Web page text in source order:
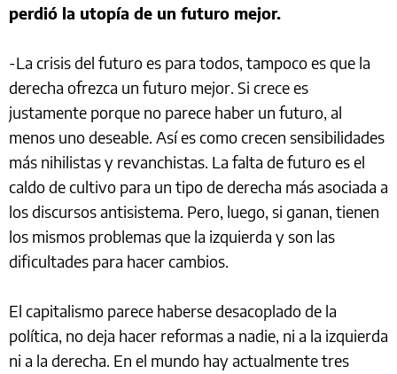
perdió la utopía de un futuro mejor.
-La crisis del futuro es para todos, tampoco es que la
derecha ofrezca un futuro mejor. Si crece es
justamente porque no parece haber un futuro, al
menos uno deseable. Así es como crecen sensibilidades
más nihilistas y revanchistas. La falta de futuro es el
caldo de cultivo para un tipo de derecha más asociada a
los discursos antisistema. Pero, luego, si ganan, tienen
los mismos problemas que la izquierda y son las
dificultades para hacer cambios.
El capitalismo parece haberse desacoplado de la
política, no deja hacer reformas a nadie, ni a la izquierda
ni a la derecha. En el mundo hay actualmente tres